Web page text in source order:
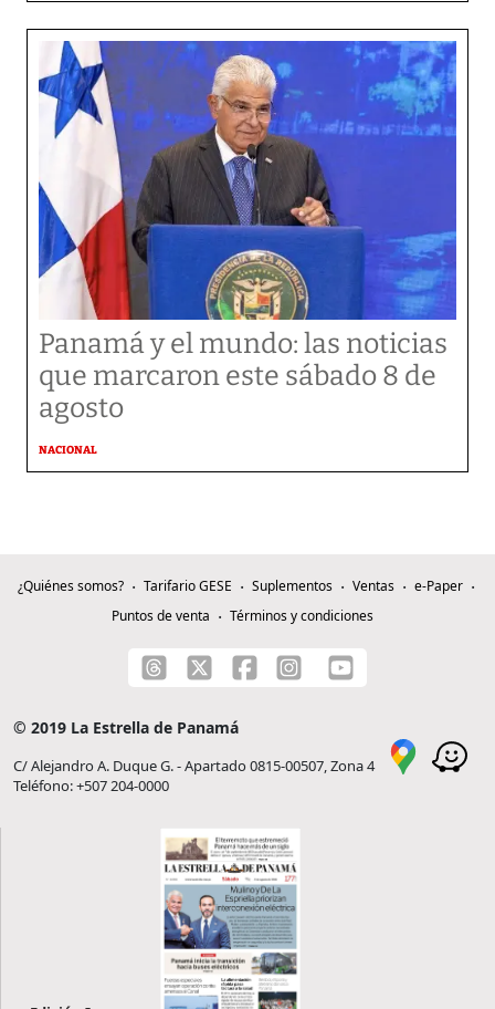
Panamá y el mundo: las noticias
que marcaron este sábado 8 de
agosto
NACIONAL
¿Quiénes somos? Tarifario GESE Suplementos Ventas
e-Paper
Puntos de venta
Términos y condiciones
© 2019 La Estrella de Panamá
C/ Alejandro A. Duque G. - Apartado 0815-00507, Zona 4
Teléfono: +507 204-0000